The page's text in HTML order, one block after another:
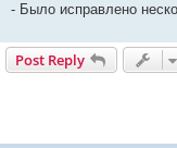
- Было исправлено
Post Reply